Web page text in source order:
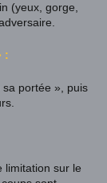
(yeux, gorge,
:
sa portée », puis
limitation sur le